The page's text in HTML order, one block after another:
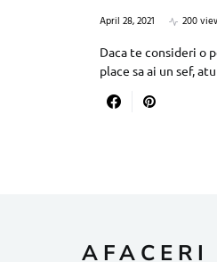
April 28, 2021 200
Daca te consideri o
place sa ai un sef,